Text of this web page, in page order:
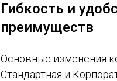
Гибкость и
преимуществ
Основные изменения
Стандартная и